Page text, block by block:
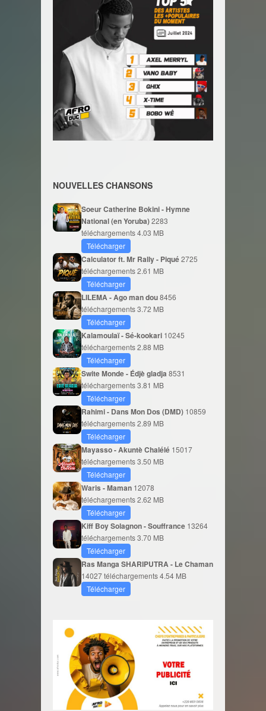
NOUVELLES CHANSONS
Soeur Catherine Bokini - Hymne
National (en Yoruba)2283
téléchargements4.03 MB
Télécharger
Calculator ft. Mr Rally - Piqué2725
téléchargements2.61 MB
Télécharger
LILEMA - Ago man dou8456
téléchargements3.72 MB
Télécharger
Kalamoulaï - Sé-kookari 10245
téléchargements2.88 MB
Télécharger
Swite Monde - Édjè gladja 8531
téléchargements3.81 MB
Télécharger
Rahimi - Dans Mon Dos (DMD) 10859
téléchargements2.89 MB
Télécharger
Mayasso - Akuntè Chalélé 15017
téléchargements3.50 MB
Télécharger
Waris - Maman 12078
téléchargements2.62 MB
Télécharger
Kiff Boy Solagnon - Souffrance 13264
téléchargements3.70 MB
Télécharger
Ras Manga SHARIPUTRA - Le Chaman
14027 téléchargements4.54 MB
Télécharger